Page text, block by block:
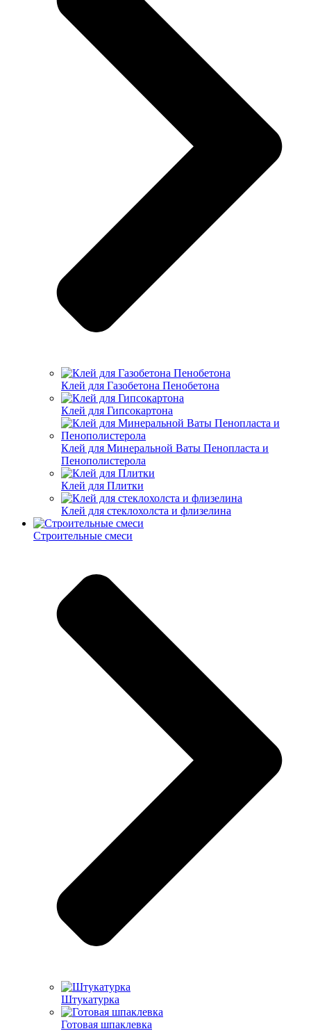
Клей для Газобетона Пенобетона
Клей для Гипсокартона
Клей для Минеральной Ваты Пенопласта и
Пенополистерола
Клей для Плитки
Клей для стеклохолста и флизелина
Строительные смеси
Штукатурка
Готовая шпаклевка